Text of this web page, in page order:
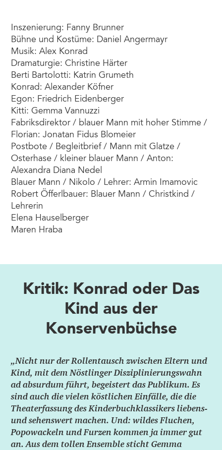
Inszenierung: Fanny Brunner
Bühne und Kostüme: Daniel Angermayr
Musik: Alex Konrad
Dramaturgie: Christine Härter
Berti Bartolotti: Katrin Grumeth
Konrad: Alexander Köfner
Egon: Friedrich Eidenberger
Kitti: Gemma Vannuzzi
Fabriksdirektor / blauer Mann mit hoher Stimme /
Florian: Jonatan Fidus Blomeier
Postbote / Begleitbrief / Mann mit Glatze /
Osterhase / kleiner blauer Mann / Anton:
Alexandra Diana Nedel
Blauer Mann / Nikolo / Lehrer: Armin Imamovic
Robert Öfferlbauer: Blauer Mann / Christkind /
Lehrerin
Elena Hauselberger
Maren Hraba
Kritik: Konrad oder Das
Kind aus der
Konservenbüchse
„Nicht nur der Rollentausch zwischen Eltern und
Kind, mit dem Nöstlinger Disziplinierungswahn
ad absurdum führt, begeistert das Publikum. Es
sind auch die vielen köstlichen Einfälle, die die
Theaterfassung des Kinderbuchklassikers liebens-
und sehenswert machen. Und: wildes Fluchen,
Popowackeln und Furzen kommen ja immer gut
an. Aus dem tollen Ensemble sticht Gemma